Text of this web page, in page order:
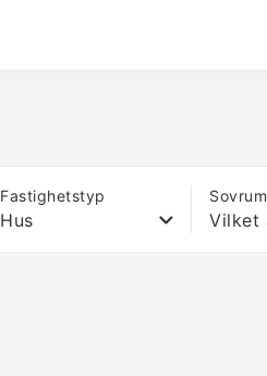
Fastighetstyp
Hus
Sovrum